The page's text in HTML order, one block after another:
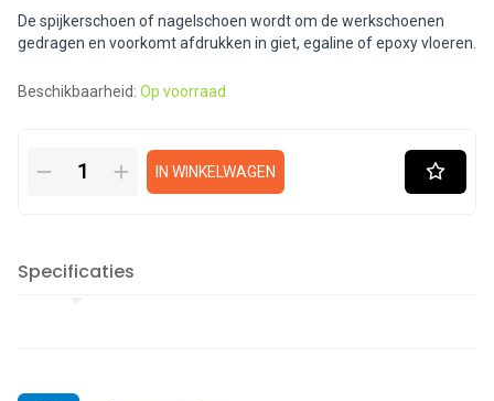
De spijkerschoen of nagelschoen wordt om de werkschoenen
gedragen en voorkomt afdrukken in giet, egaline of epoxy vloeren.
Beschikbaarheid: Op voorraad
IN WINKELWAGEN
Specificaties